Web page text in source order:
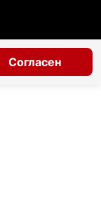
Согласен